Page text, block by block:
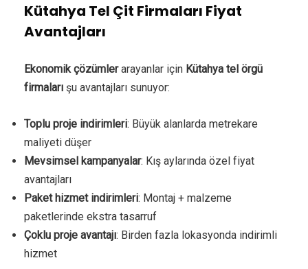
Kütahya Tel Çit Firmaları Fiyat
Avantajları
Ekonomik çözümlerarayanlar için Kütahya tel örgü
firmaları şu avantajları sunuyor:
Toplu proje indirimleri: Büyük alanlarda metrekare
maliyeti düşer
Mevsimsel kampanyalar: Kış aylarında özel fiyat
avantajları
Paket hizmet indirimleri: Montaj + malzeme
paketlerinde ekstra tasarruf
Çoklu proje avantajı: Birden fazla lokasyonda indirimli
hizmet